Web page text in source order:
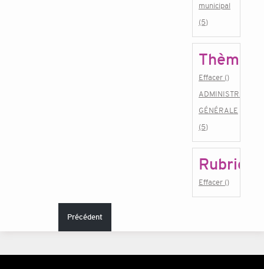
municipal
(5)
Thème
Effacer ()
ADMINISTRATION
GÉNÉRALE
(5)
Rubrique
Effacer ()
Précédent